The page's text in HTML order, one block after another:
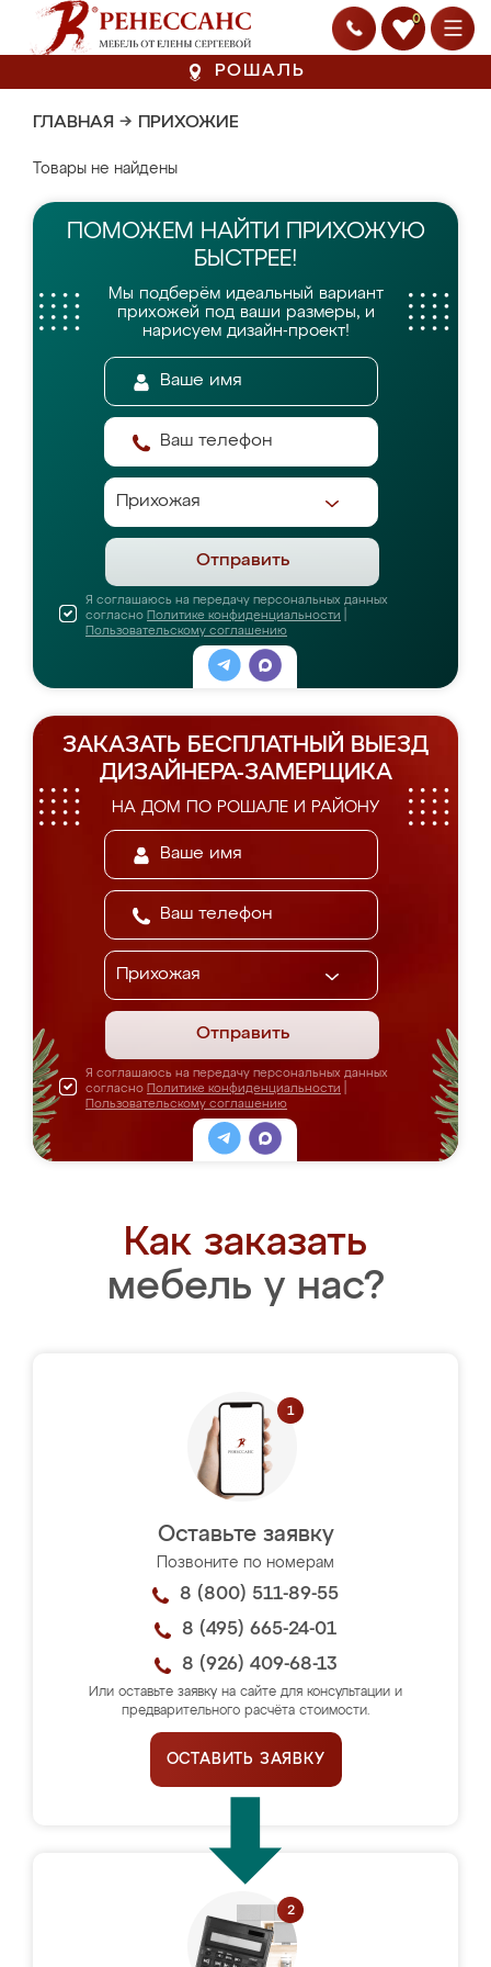
0
РОШАЛЬ
ГЛАВНАЯ → ПРИХОЖИЕ
Товары не найдены
ПОМОЖЕМ НАЙТИ
ПРИХОЖУЮ
БЫСТРЕЕ!
Мы подберём идеальный вариант
прихожей под ваши размеры, и
нарисуем дизайн-проект!
Отправить
Я соглашаюсь на передачу персональных данных
согласно Политике конфиденциальности
Пользовательскому соглашению
ЗАКАЗАТЬ БЕСПЛАТНЫЙ ВЫЕЗД
ДИЗАЙНЕРА-ЗАМЕРЩИКА
НА ДОМ ПО РОШАЛЕ И РАЙОНУ
Отправить
Я соглашаюсь на передачу персональных данных
согласно Политике конфиденциальности
Пользовательскому соглашению
Как заказать
мебель у нас?
Оставьте заявку
Позвоните по номерам
8 (800) 511-89-55
8 (495) 665-24-01
8 (926) 409-68-13
Или оставьте заявку на сайте для консультации и
предварительного расчёта стоимости.
ОСТАВИТЬ ЗАЯВКУ